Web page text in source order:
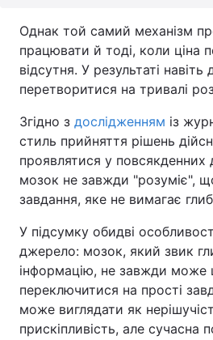
Однак той самий механізм
працювати й тоді, коли ціна
відсутня. У результаті
перетворитися на тривалі
Згідно з дослідженням із
стиль прийняття рішень
проявлятися у повсякденних
мозок не завжди "розуміє",
завдання, яке не вимагає
У підсумку обидві
джерело: мозок, який звик
інформацію, не завжди може
переключитися на прості
може виглядати як
прискіпливість, але сучасна